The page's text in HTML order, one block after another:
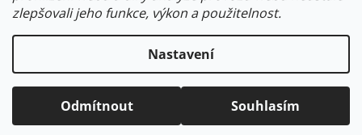
zlepšovali jeho funkce, výkon a použitelnost.
Nastavení
Odmítnout Souhlasím
E-mailová adresa
Odebírat novinky